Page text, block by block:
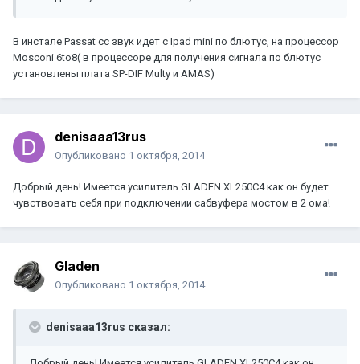
В инстале Passat cc звук идет с Ipad mini по блютус, на процессор
Mosconi 6to8( в процессоре для получения сигнала по блютус
установлены плата SP-DIF Multy и AMAS)
denisaaa13rus
Опубликовано 1 октября, 2014
Добрый день! Имеется усилитель GLADEN XL250C4 как он будет
чувствовать себя при подключении сабвуфера мостом в 2 ома!
Gladen
Опубликовано 1 октября, 2014
denisaaa13rus сказал: